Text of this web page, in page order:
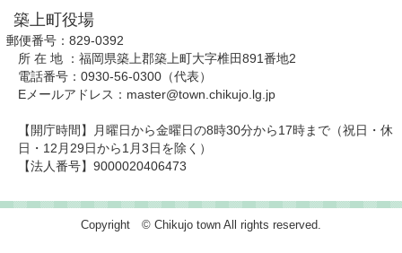
築上町役場
郵便番号：829-0392
所 在 地 ：福岡県築上郡築上町大字椎田891番地2
電話番号：0930-56-0300（代表）
Eメールアドレス：master@town.chikujo.lg.jp
【開庁時間】月曜日から金曜日の8時30分から17時まで（祝日・休
日・12月29日から1月3日を除く）
【法人番号】9000020406473
Copyright © Chikujo town All rights reserved.